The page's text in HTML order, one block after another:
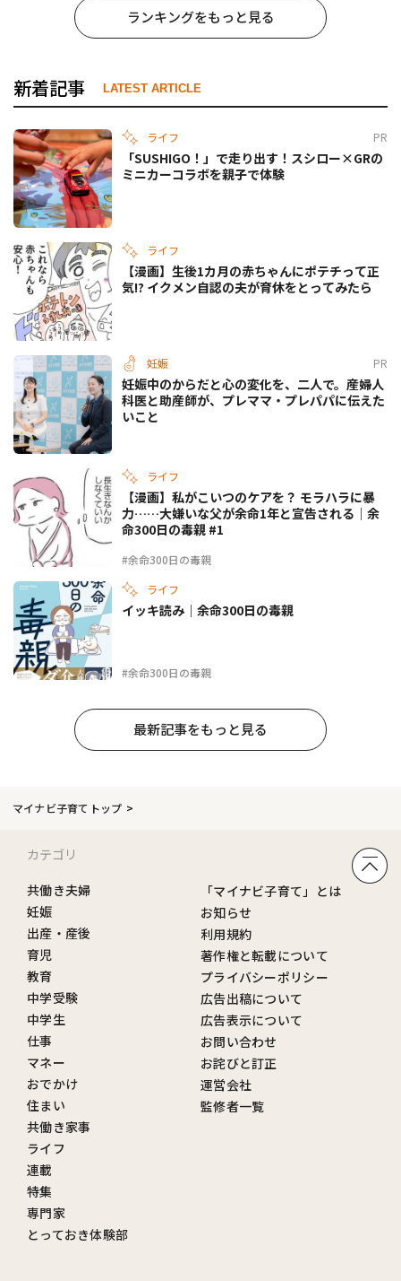
ランキングをもっと見る
新着記事 LATEST ARTICLE
ライフ PR
「SUSHIGO！」で走り出す！スシロー×GRの
ミニカーコラボを親子で体験
ライフ
【漫画】生後1カ月の赤ちゃんにポテチって正
気!? イクメン自認の夫が育休をとってみたら
妊娠 PR
妊娠中のからだと心の変化を、二人で。産婦人
科医と助産師が、プレママ・プレパパに伝えた
いこと
ライフ
#余命300日の毒親
【漫画】私がこいつのケアを？ モラハラに暴
力……大嫌いな父が余命1年と宣告される｜余
命300日の毒親 #1
ライフ
#余命300日の毒親
イッキ読み｜余命300日の毒親
最新記事をもっと見る
マイナビ子育てトップ
カテゴリ
共働き夫婦
妊娠
出産・産後
育児
教育
中学受験
中学生
仕事
マネー
おでかけ
住まい
共働き家事
ライフ
連載
特集
専門家
とっておき体験部
「マイナビ子育て」とは
お知らせ
利用規約
著作権と転載について
プライバシーポリシー
広告出稿について
広告表示について
お問い合わせ
お詫びと訂正
運営会社
監修者一覧